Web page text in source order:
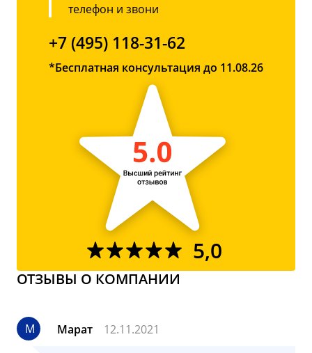
телефон и звони
+7 (495) 118-31-62
*Бесплатная консультация до 11.08.26
5,0
ОТЗЫВЫ О КОМПАНИИ
М Марат 12.11.2021